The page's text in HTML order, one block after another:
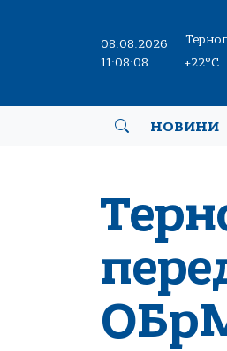
08.08.2026
11:08:09
+22°C
НОВИНИ